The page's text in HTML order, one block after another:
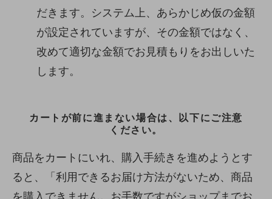
だきます。システム上、あらかじめ仮の金額
が設定されていますが、その金額ではなく、
改めて適切な金額でお見積もりをお出しいた
します。
カートが前に進まない場合は、以下にご注意
ください。
商品をカートにいれ、購入手続きを進めようとす
ると、「利用できるお届け方法がないため、商品
を購入できません。お手数ですがショップまでお